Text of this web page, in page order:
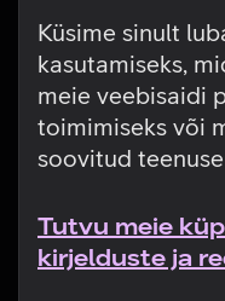
Küsime sinult
kasutamiseks,
meie veebisaidi
toimimiseks või
soovitud
Tutvu meie
kirjelduste ja